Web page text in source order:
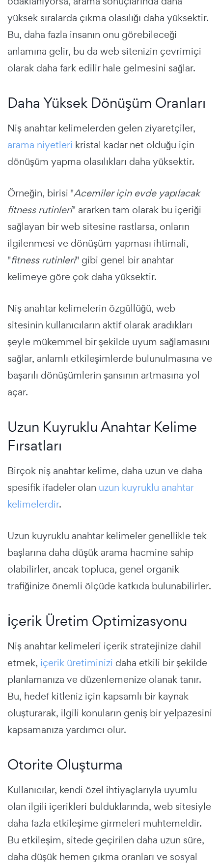
yüksek sıralarda çıkma olasılığı daha yüksektir.
Bu, daha fazla insanın onu görebileceği
anlamına gelir, bu da web sitenizin çevrimiçi
olarak daha fark edilir hale gelmesini sağlar.
Daha Yüksek Dönüşüm Oranları
Niş anahtar kelimelerden gelen ziyaretçiler,
arama niyetleri kristal kadar net olduğu için
dönüşüm yapma olasılıkları daha yüksektir.
Örneğin, birisi "Acemiler için evde yapılacak
fitness rutinleri" ararken tam olarak bu içeriği
sağlayan bir web sitesine rastlarsa, onların
ilgilenmesi ve dönüşüm yapması ihtimali,
"fitness rutinleri" gibi genel bir anahtar
kelimeye göre çok daha yüksektir.
Niş anahtar kelimelerin özgüllüğü, web
sitesinin kullanıcıların aktif olarak aradıkları
şeyle mükemmel bir şekilde uyum sağlamasını
sağlar, anlamlı etkileşimlerde bulunulmasına ve
başarılı dönüşümlerin şansının artmasına yol
açar.
Uzun Kuyruklu Anahtar Kelime
Fırsatları
Birçok niş anahtar kelime, daha uzun ve daha
spesifik ifadeler olan uzun kuyruklu anahtar
kelimelerdir.
Uzun kuyruklu anahtar kelimeler genellikle tek
başlarına daha düşük arama hacmine sahip
olabilirler, ancak topluca, genel organik
trafiğinize önemli ölçüde katkıda bulunabilirler.
İçerik Üretim Optimizasyonu
Niş anahtar kelimeleri içerik stratejinize dahil
etmek, içerik üretiminizi daha etkili bir şekilde
planlamanıza ve düzenlemenize olanak tanır.
Bu, hedef kitleniz için kapsamlı bir kaynak
oluşturarak, ilgili konuların geniş bir yelpazesini
kapsamanıza yardımcı olur.
Otorite Oluşturma
Kullanıcılar, kendi özel ihtiyaçlarıyla uyumlu
olan ilgili içerikleri bulduklarında, web sitesiyle
daha fazla etkileşime girmeleri muhtemeldir.
Bu etkileşim, sitede geçirilen daha uzun süre,
daha düşük hemen çıkma oranları ve sosyal